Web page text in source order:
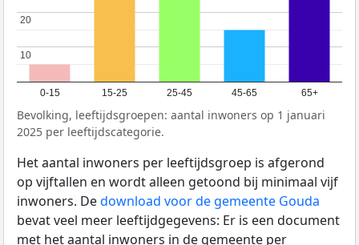
0-15 15-25 25-45 45-65 65+
10
10
20
20
Bevolking, leeftijdsgroepen: aantal inwoners op 1 januari
2025 per leeftijdscategorie.
Het aantal inwoners per leeftijdsgroep is afgerond
op vijftallen en wordt alleen getoond bij minimaal vijf
inwoners. Dedownload voor de gemeente Gouda
bevat veel meer leeftijdgegevens: Er is een document
met het aantal inwoners in de gemeente per